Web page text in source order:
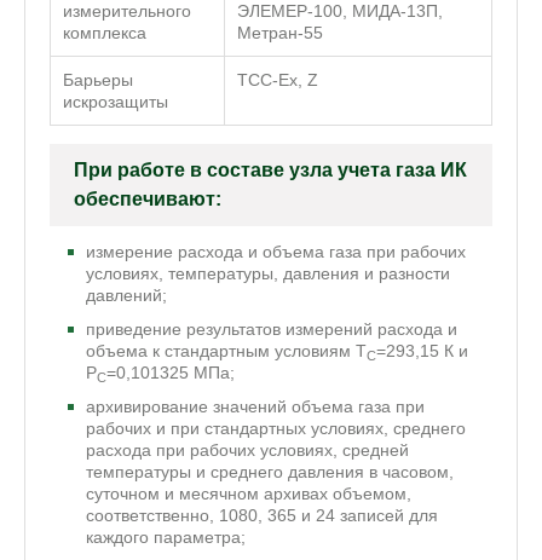
измерительного
комплекса
ЭЛЕМЕР-100, МИДА-13П,
Метран-55
Барьеры
искрозащиты
ТСС-Ex, Z
При работе в составе узла учета газа ИК
обеспечивают:
измерение расхода и объема газа при рабочих
условиях, температуры, давления и разности
давлений;
приведение результатов измерений расхода и
объема к стандартным условиям ТС=293,15 К и
РС=0,101325 МПа;
архивирование значений объема газа при
рабочих и при стандартных условиях, среднего
расхода при рабочих условиях, средней
температуры и среднего давления в часовом,
суточном и месячном архивах объемом,
соответственно, 1080, 365 и 24 записей для
каждого параметра;